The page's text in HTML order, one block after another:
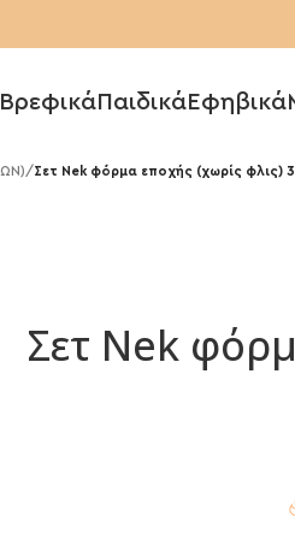
Βρεφικά Παιδικά Εφηβικά
/Σετ Nek φόρμα εποχής (χωρίς φλις)
Σετ Nek